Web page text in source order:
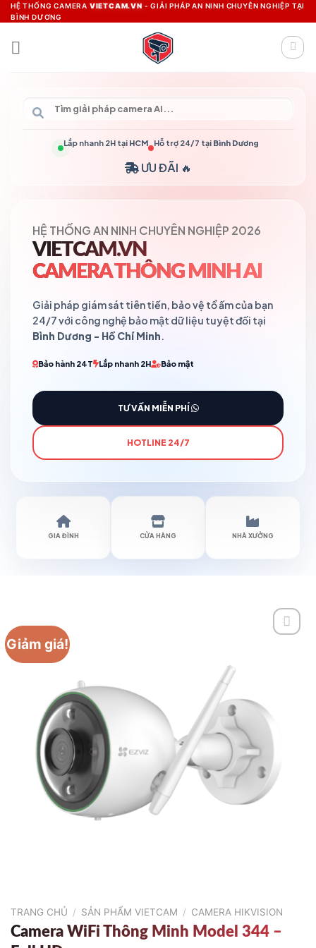
Skip
to
content
HỆ THỐNG CAMERA VIETCAM.VN - GIẢI PHÁP AN NINH CHUYÊN NGHIỆP TẠI
BÌNH DƯƠNG
Lắp nhanh 2H tại HCM Hỗ trợ 24/7 tại Bình Dương
ƯU ĐÃI 🔥
HỆ THỐNG AN NINH CHUYÊN NGHIỆP 2026
VIETCAM.VN
CAMERA THÔNG MINH AI
Giải pháp giám sát tiên tiến, bảo vệ tổ ấm của bạn
24/7 với công nghệ bảo mật dữ liệu tuyệt đối tại
Bình Dương - Hồ Chí Minh.
Bảo hành 24T Lắp nhanh 2H Bảo mật
TƯ VẤN MIỄN PHÍ
HOTLINE 24/7
GIA ĐÌNH CỬA HÀNG NHÀ XƯỞNG
Giảm giá!
TRANG CHỦ / SẢN PHẨM VIETCAM / CAMERA HIKVISION
Camera WiFi Thông Minh Model 344 –